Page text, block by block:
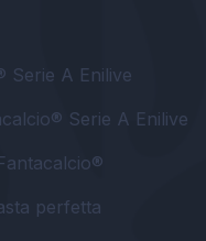
Serie A Enilive
Serie A Enilive
perfetta